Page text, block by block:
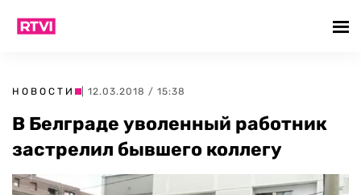
НОВОСТИ | 12.03.2018 / 15:38
В Белграде уволенный работник
застрелил бывшего коллегу